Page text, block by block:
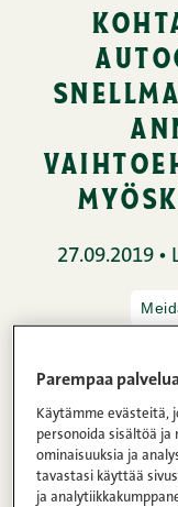
27.09.2019
varten
Kuusisaareen
Parempaa
Käytämme evästeitä,
personoida sisältöä ja
ominaisuuksia ja
tavastasi käyttää
ja